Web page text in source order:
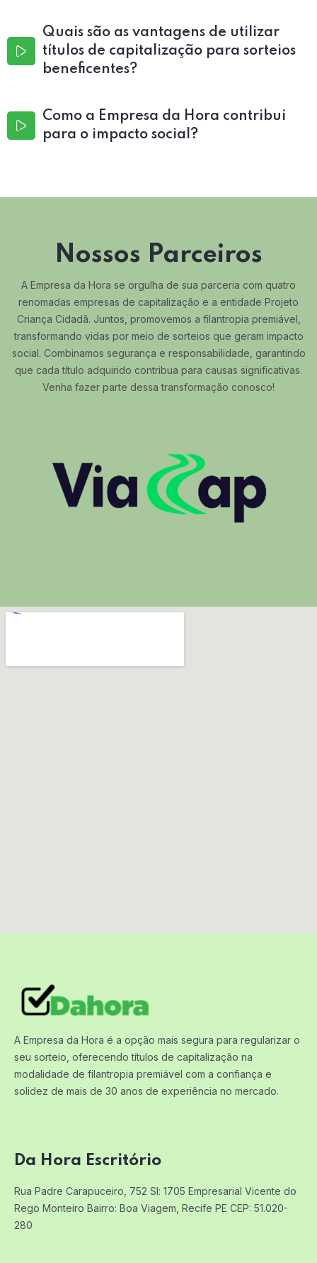
Quais são as vantagens de utilizar
títulos de capitalização para sorteios
beneficentes?
Como a Empresa da Hora contribui
para o impacto social?
Nossos Parceiros
A Empresa da Hora se orgulha de sua parceria com quatro
renomadas empresas de capitalização e a entidade Projeto
Criança Cidadã. Juntos, promovemos a filantropia premiável,
transformando vidas por meio de sorteios que geram impacto
social. Combinamos segurança e responsabilidade, garantindo
que cada título adquirido contribua para causas significativas.
Venha fazer parte dessa transformação conosco!
A Empresa da Hora é a opção mais segura para regularizar o
seu sorteio, oferecendo títulos de capitalização na
modalidade de filantropia premiável com a confiança e
solidez de mais de 30 anos de experiência no mercado.
Da Hora Escritório
Rua Padre Carapuceiro, 752 Sl: 1705 Empresarial Vicente do
Rego Monteiro Bairro: Boa Viagem, Recife PE CEP: 51.020-
280